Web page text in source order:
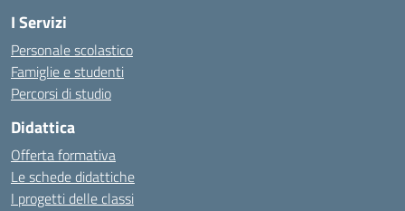
I Servizi
Personale scolastico
Famiglie e studenti
Percorsi di studio
Didattica
Offerta formativa
Le schede didattiche
I progetti delle classi